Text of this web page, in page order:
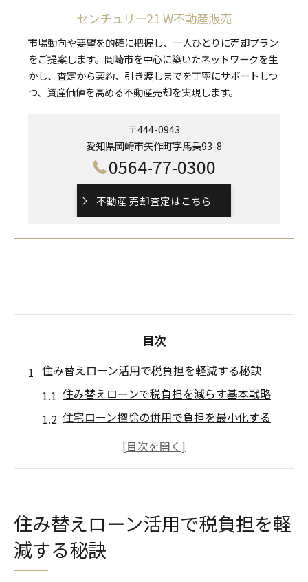
センチュリー21 W不動産販売
市場動向や要望を的確に把握し、一人ひとりに売却プラン
をご提案します。岡崎市を中心に築いたネットワークを生
かし、査定から契約、引き渡しまでを丁寧にサポートしつ
つ、資産価値を高める不動産売却を実現します。
〒444-0943
愛知県岡崎市矢作町字馬乗93-8
0564-77-0300
不動産 売却査定はこちら
目次
住み替えローン活用で税負担を軽減する秘訣
住み替えローンで税負担を減らす基本戦略
住宅ローン控除の併用で負担を最小化する
税制優遇を活かした住み替えローンの具体
例
住宅ローン控除と住み替え時の注意点解説
住み替えローン活用で税負担を軽
減する秘訣